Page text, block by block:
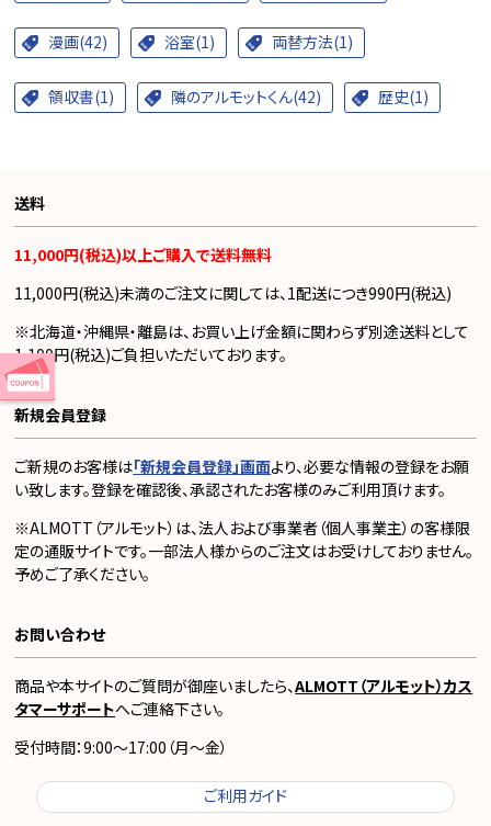
漫画(42) 浴室(1) 両替方法(1)
領収書(1) 隣のアルモットくん(42) 歴史(1)
送料
11,000円(税込)以上ご購入で送料無料
11,000円(税込)未満のご注文に関しては、1配送につき990円(税込)
※北海道・沖縄県・離島は、お買い上げ金額に関わらず別途送料として
1,100円(税込)ご負担いただいております。
新規会員登録
ご新規のお客様は「新規会員登録」画面より、必要な情報の登録をお願
い致します。登録を確認後、承認されたお客様のみご利用頂けます。
※ALMOTT（アルモット）は、法人および事業者（個人事業主）の客様限
定の通販サイトです。一部法人様からのご注文はお受けしておりません。
予めご了承ください。
お問い合わせ
商品や本サイトのご質問が御座いましたら、ALMOTT（アルモット）カス
タマーサポートへご連絡下さい。
受付時間：9:00～17:00（月～金）
ご利用ガイド